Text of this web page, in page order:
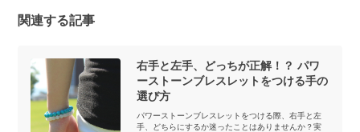
関連する記事
右手と左手、どっちが正解！？ パワ
ーストーンブレスレットをつける手の
選び方
パワーストーンブレスレットをつける際、右手と左
手、どちらにするか迷ったことはありませんか？実